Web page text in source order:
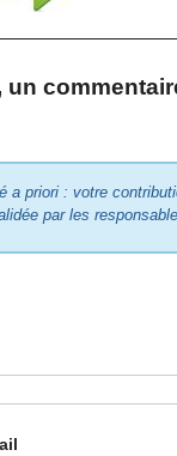
un
a priori : votre
par les